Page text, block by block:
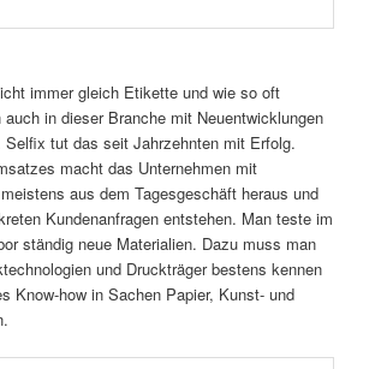
immer gleich Etikette und wie so oft
in dieser Branche mit Neuentwicklungen
Selfix tut das seit Jahrzehnten mit Erfolg.
macht das Unternehmen mit
aus dem Tagesgeschäft heraus und
Kundenanfragen entstehen. Man teste im
ständig neue Materialien. Dazu muss man
und Druckträger bestens kennen
Know-how in Sachen Papier, Kunst- und